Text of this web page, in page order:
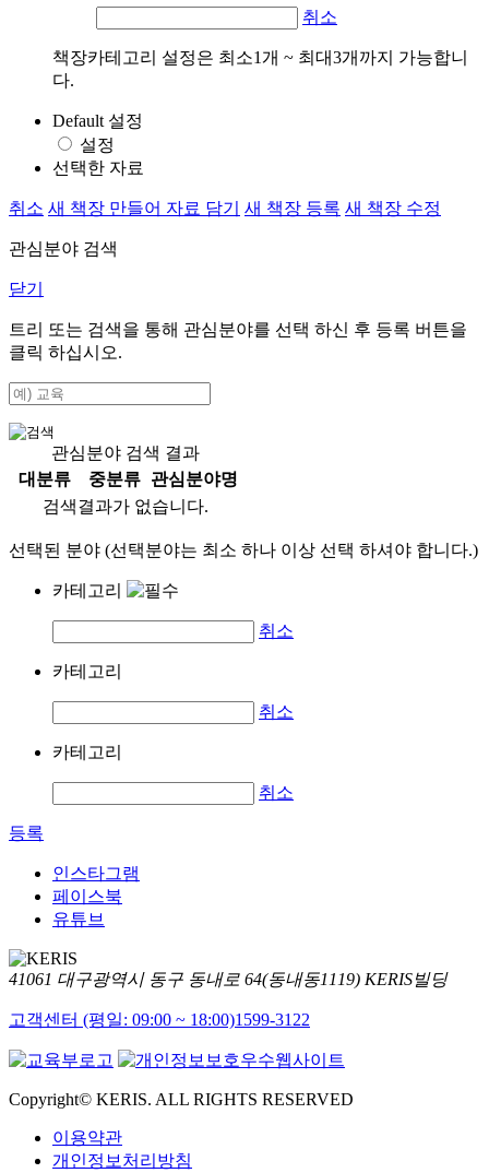
취소
책장카테고리 설정은 최소1개 ~ 최대3개까지 가능합니
다.
Default 설정
설정
선택한 자료
취소 새 책장 만들어 자료 담기 새 책장 등록 새 책장 수정
관심분야 검색
닫기
트리 또는 검색을 통해 관심분야를 선택 하신 후 등록 버튼을
클릭 하십시오.
관심분야 검색 결과
대분류
중분류
관심분야명
검색결과가 없습니다.
선택된 분야 (선택분야는 최소 하나 이상 선택 하셔야 합니다.)
카테고리
취소
카테고리
취소
카테고리
취소
등록
인스타그램
페이스북
유튜브
41061 대구광역시 동구 동내로 64(동내동1119) KERIS빌딩
고객센터 (평일: 09:00 ~ 18:00)1599-3122
Copyright© KERIS. ALL RIGHTS RESERVED
이용약관
개인정보처리방침